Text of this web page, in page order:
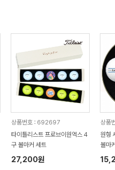
상품번호 : 692697
타이틀리스트 프로브이원엑스 4
구 볼마커 세트
27,200원
상품
원형
볼마